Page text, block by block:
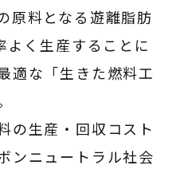
原料となる遊離脂肪
よく生産することに
適な「生きた燃料工
の生産・回収コスト
ンニュートラル社会